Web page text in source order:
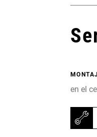
en el